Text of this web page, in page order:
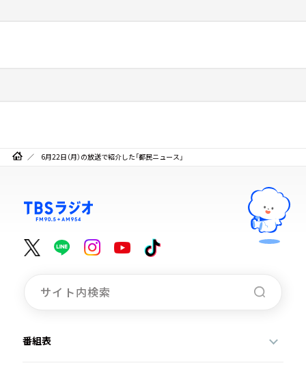
6月22日（月）の放送で紹介した「都民ニュース」
番組表